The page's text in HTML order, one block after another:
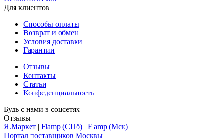
Для клиентов
Способы оплаты
Возврат и обмен
Условия доставки
Гарантии
Отзывы
Контакты
Статьи
Конфеденциальность
Будь с нами в соцсетях
Отзывы
Я.Маркет | Flamp (СПб) | Flamp (Мск)
Портал поставщиков Москвы